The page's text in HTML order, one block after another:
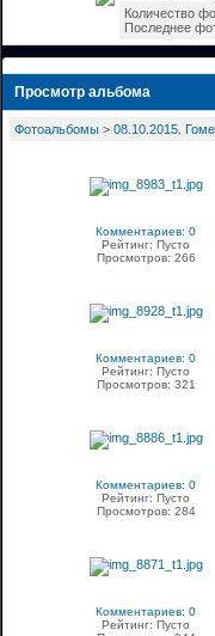
Количество
Последнее
Просмотр альбома
Фотоальбомы > 08.10.2015.
Комментариев: 0
Рейтинг: Пусто
Просмотров: 266
Комментариев: 0
Рейтинг: Пусто
Просмотров: 321
Комментариев: 0
Рейтинг: Пусто
Просмотров: 284
Комментариев: 0
Рейтинг: Пусто